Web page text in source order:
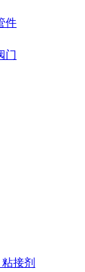
件
门
接剂